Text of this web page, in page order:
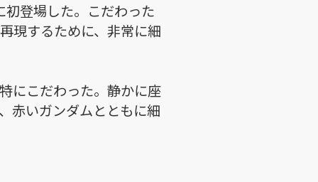
登場した。こだわった
現するために、非常に細
にこだわった。静かに座
赤いガンダムとともに細